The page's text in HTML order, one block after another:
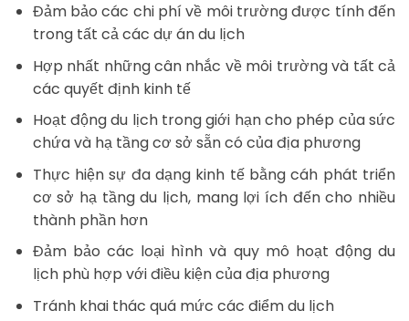
Đảm bảo các chi phí về môi trường được tính đến
trong tất cả các dự án du lịch
Hợp nhất những cân nhắc về môi trường và tất cả
các quyết định kinh tế
Hoạt động du lịch trong giới hạn cho phép của sức
chứa và hạ tầng cơ sở sẵn có của địa phương
Thực hiện sự đa dạng kinh tế bằng cáh phát triển
cơ sở hạ tầng du lịch, mang lợi ích đến cho nhiều
thành phần hơn
Đảm bảo các loại hình và quy mô hoạt động du
lịch phù hợp với điều kiện của địa phương
Tránh khai thác quá mức các điểm du lịch